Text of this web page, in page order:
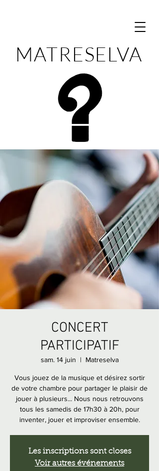
MATRESELVA
CONCERT
PARTICIPATIF
sam. 14 juin
  |
Matreselva
Vous jouez de la musique et désirez sortir
de votre chambre pour partager le plaisir de
jouer à plusieurs... Nous nous retrouvons
tous les samedis de 17h30 à 20h, pour
inventer, jouer et improviser ensemble.
Les inscriptions sont closes
Voir autres événements